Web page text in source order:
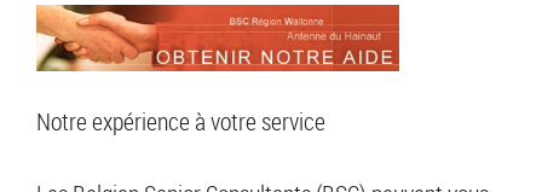
Notre expérience à votre service